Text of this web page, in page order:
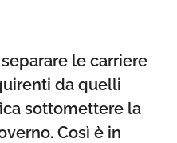
le carriere
da quelli
sottomettere la
Così è in